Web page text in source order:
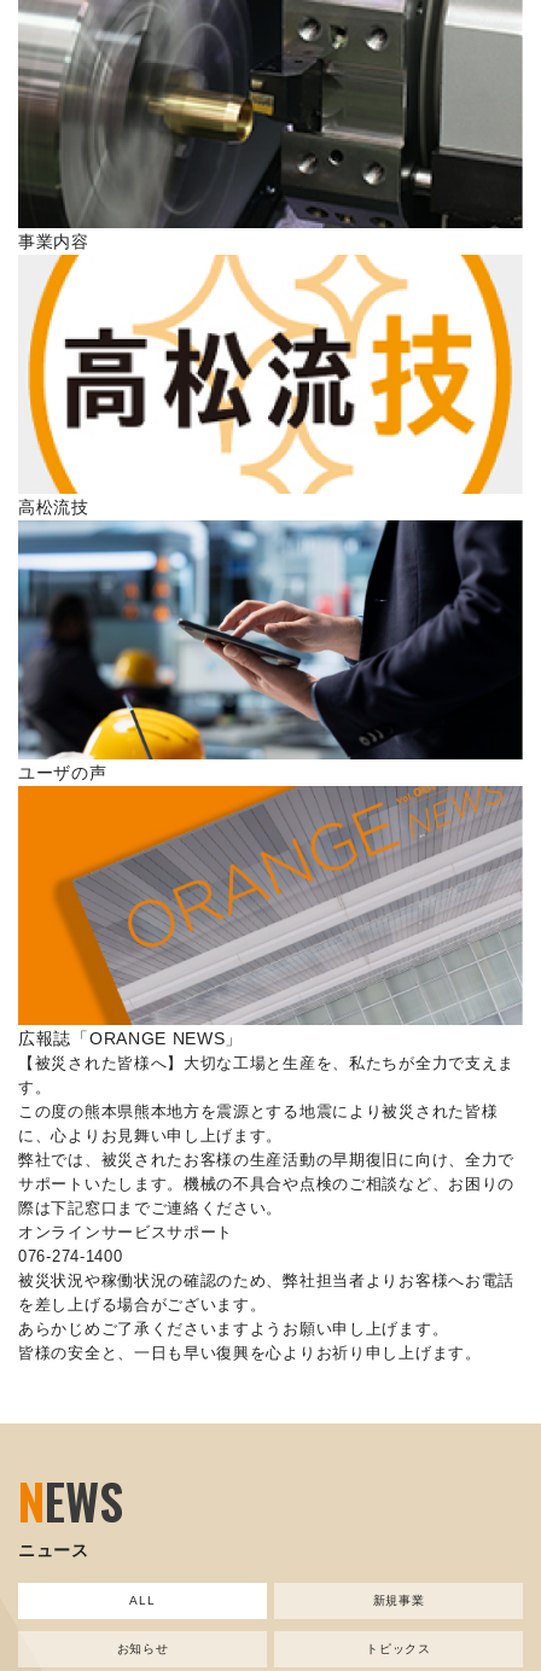
プライバシーポリシー
ENGLISH
事業内容
高松流技
ユーザの声
広報誌「ORANGE NEWS」
【被災された皆様へ】大切な工場と生産を、私たちが全力で支えま
す。
この度の熊本県熊本地方を震源とする地震により被災された皆様
に、心よりお見舞い申し上げます。
弊社では、被災されたお客様の生産活動の早期復旧に向け、全力で
サポートいたします。機械の不具合や点検のご相談など、お困りの
際は下記窓口までご連絡ください。
オンラインサービスサポート
076-274-1400
被災状況や稼働状況の確認のため、弊社担当者よりお客様へお電話
を差し上げる場合がございます。
あらかじめご了承くださいますようお願い申し上げます。
皆様の安全と、一日も早い復興を心よりお祈り申し上げます。
NEWS
ニュース
ALL 新規事業
お知らせ トピックス